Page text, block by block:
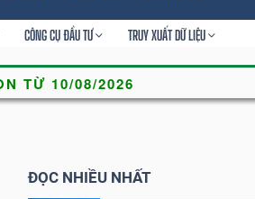
CÔNG CỤ ĐẦU TƯ TRUY XUẤT DỮ LIỆU
ĐỌC NHIỀU NHẤT